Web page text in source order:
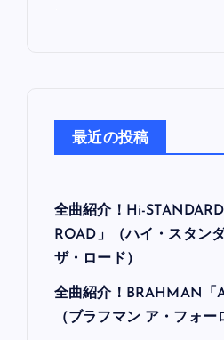
最近の投稿
全曲紹介！Hi-
ROAD」（ハイ・スタン
ザ・ロード）
全曲紹介！BRAHMAN「
（ブラフマン ア・フォー